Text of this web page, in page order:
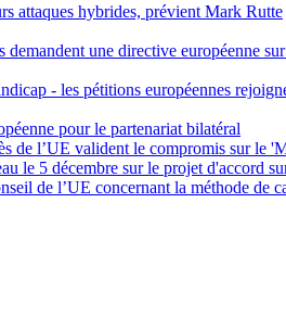
attaques hybrides, prévient Mark Rutte
une directive européenne
- les pétitions européennes
pour le partenariat bilatéral
de l’UE valident le compromis sur le
le 5 décembre sur le projet d'accord
de l’UE concernant la méthode de